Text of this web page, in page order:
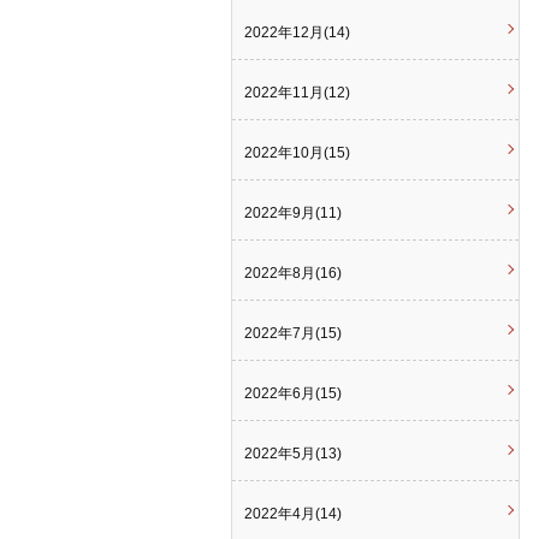
2022年12月(14)
2022年11月(12)
2022年10月(15)
2022年9月(11)
2022年8月(16)
2022年7月(15)
2022年6月(15)
2022年5月(13)
2022年4月(14)